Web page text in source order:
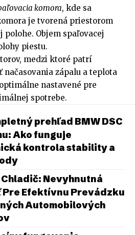
komora, kde sa
je tvorená priestorom
Objem spaľovacej
piestu.
medzi ktoré patrí
zápalu a teplota
nastavené pre
spotrebe.
prehľad BMW DSC
Ako funguje
kontrola stability a
Chladič: Nevyhnutná
Pre Efektívnu Prevádzku
Automobilových